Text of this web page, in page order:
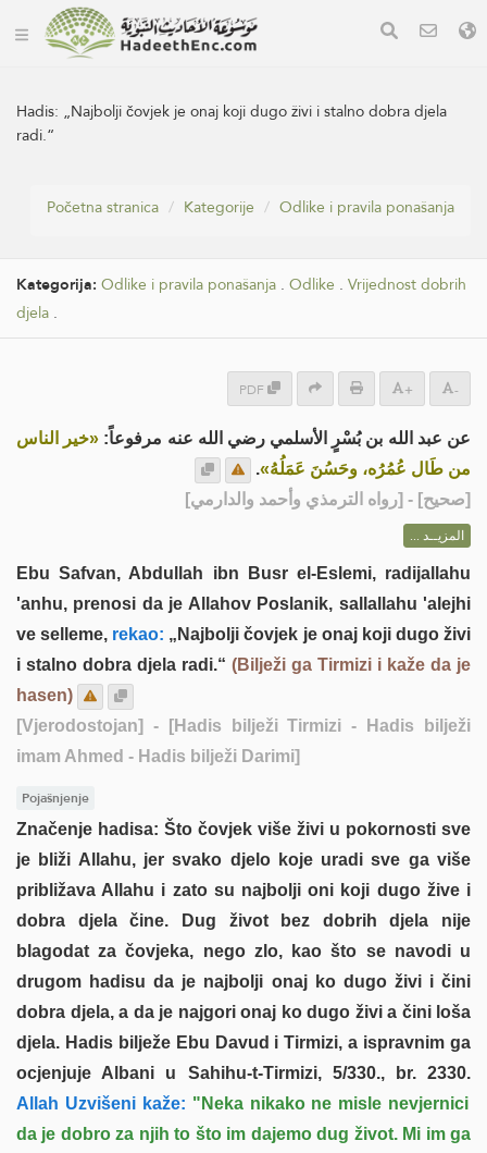
Hadis: „Najbolji čovjek je onaj koji dugo živi i stalno dobra djela
radi.“
Početna stranica Kategorije Odlike i pravila ponašanja
Kategorija: Odlike i pravila ponašanja . Odlike . Vrijednost dobrih
djela .
PDF + -
عن عبد الله بن بُسْرٍ الأسلمي رضي الله عنه مرفوعاً: «خير الناس
من طَال عُمُرُه، وحَسُنَ عَمَلُهُ».
[صحيح] - [رواه الترمذي وأحمد والدارمي]
المزيــد ...
Ebu Safvan, Abdullah ibn Busr el-Eslemi, radijallahu
'anhu, prenosi da je Allahov Poslanik, sallallahu 'alejhi
ve selleme, rekao: „Najbolji čovjek je onaj koji dugo živi
i stalno dobra djela radi.“ (Bilježi ga Tirmizi i kaže da je
hasen)
[Vjerodostojan]
- [Hadis bilježi Tirmizi - Hadis bilježi
imam Ahmed - Hadis bilježi Darimi]
Pojašnjenje
Značenje hadisa: Što čovjek više živi u pokornosti sve
je bliži Allahu, jer svako djelo koje uradi sve ga više
približava Allahu i zato su najbolji oni koji dugo žive i
dobra djela čine. Dug život bez dobrih djela nije
blagodat za čovjeka, nego zlo, kao što se navodi u
drugom hadisu da je najbolji onaj ko dugo živi i čini
dobra djela, a da je najgori onaj ko dugo živi a čini loša
djela. Hadis bilježe Ebu Davud i Tirmizi, a ispravnim ga
ocjenjuje Albani u Sahihu-t-Tirmizi, 5/330., br. 2330.
Allah Uzvišeni kaže: "Neka nikako ne misle nevjernici
da je dobro za njih to što im dajemo dug život. Mi im ga